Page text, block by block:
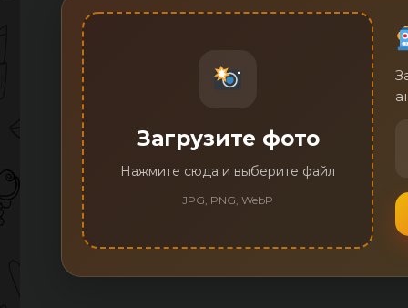
Загрузите фото
Нажмите сюда и выберите файл
JPG, PNG, WebP